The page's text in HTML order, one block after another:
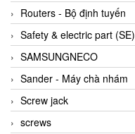
Brook Instrument
Brooks Instrument Vietnam
Buhler
BURLING INSTRUMENTS
Burster
BUSCHJOST
Routers - Bộ định tuyến
Safety & electric part (SE)
SAMSUNGNECO
Sander - Máy chà nhám
Screw jack
screws